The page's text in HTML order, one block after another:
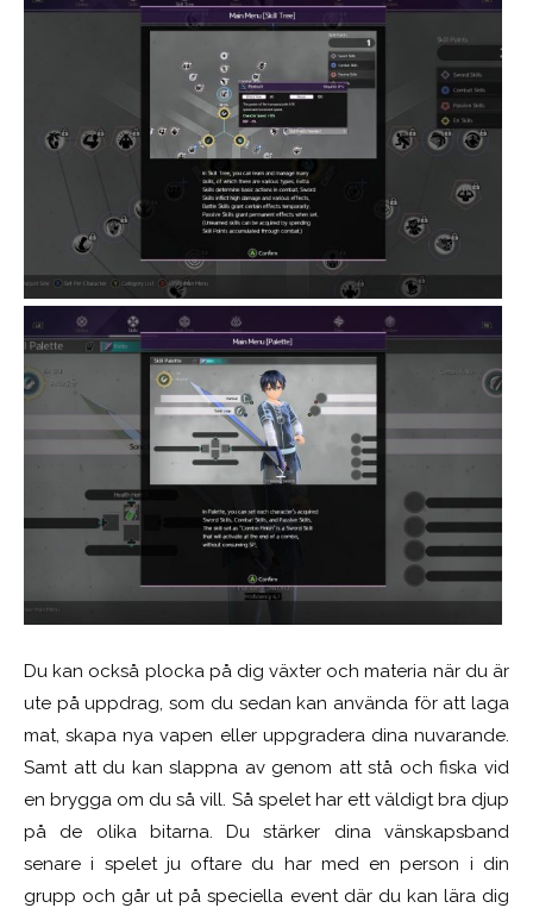
Du kan också plocka på dig växter och materia när du är
ute på uppdrag, som du sedan kan använda för att laga
mat, skapa nya vapen eller uppgradera dina nuvarande.
Samt att du kan slappna av genom att stå och fiska vid
en brygga om du så vill. Så spelet har ett väldigt bra djup
på de olika bitarna. Du stärker dina vänskapsband
senare i spelet ju oftare du har med en person i din
grupp och går ut på speciella event där du kan lära dig